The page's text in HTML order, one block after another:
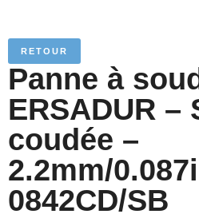
RETOUR
Panne à
ERSADUR –
coudée –
2.2mm/
0842CD/SB